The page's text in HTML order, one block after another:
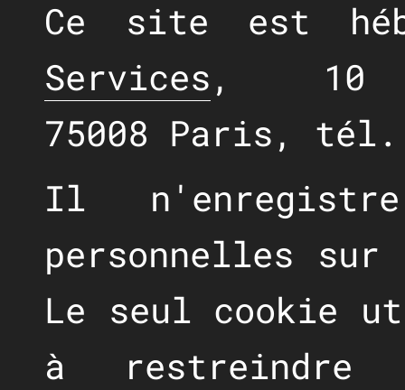
Ce site est
Services, 10
75008 Paris,
Il
personnelles
Le seul cookie
à restreindre